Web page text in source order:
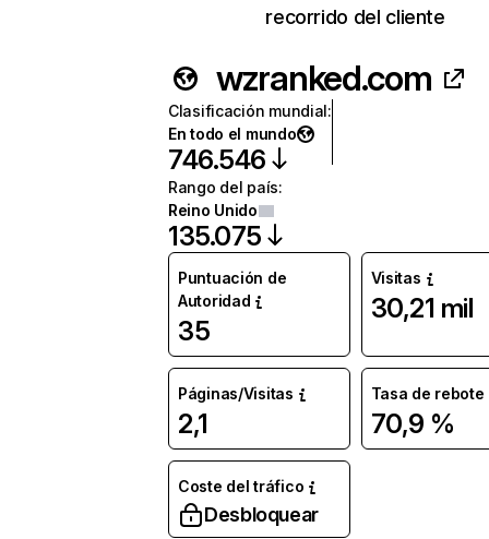
recorrido del cliente
wzranked.com
Clasificación mundial:
En todo el mundo
746.546
Rango del país:
Reino Unido
135.075
Puntuación de
Autoridad
35
Visitas
30,21 mil
Páginas/Visitas
2,1
Tasa de rebote
70,9 %
Coste del tráfico
Desbloquear